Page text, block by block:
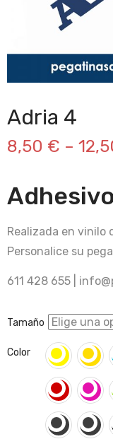
Adria 4
8,50 € –
Realizada en vinilo
Personalice su
611 428 655 |
Tamaño
Color